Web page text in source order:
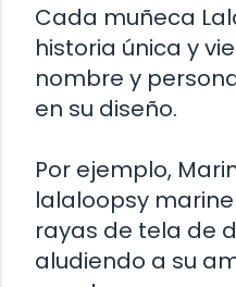
Cada muñeca
historia única y
nombre y
en su diseño.
Por ejemplo,
lalaloopsy
rayas de tela de
aludiendo a su